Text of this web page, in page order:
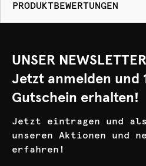
PRODUKTBEWERTUNGEN
UNSER
Jetzt anmelden und
Gutschein erhalten!
Jetzt eintragen und
unseren Aktionen und
erfahren!